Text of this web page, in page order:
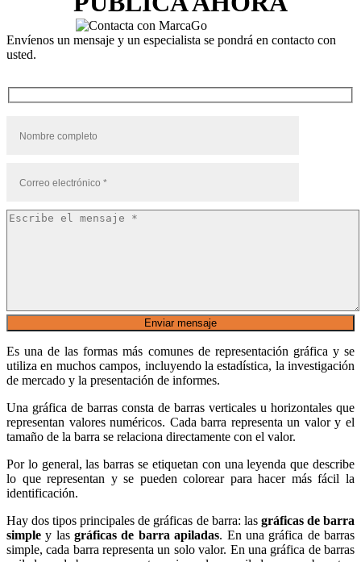
Envíenos un mensaje y un especialista se pondrá en contacto con
usted.
Es una de las formas más comunes de representación gráfica y se
utiliza en muchos campos, incluyendo la estadística, la investigación
de mercado y la presentación de informes.
Una gráfica de barras consta de barras verticales u horizontales que
representan valores numéricos. Cada barra representa un valor y el
tamaño de la barra se relaciona directamente con el valor.
Por lo general, las barras se etiquetan con una leyenda que describe
lo que representan y se pueden colorear para hacer más fácil la
identificación.
Hay dos tipos principales de gráficas de barra: las gráficas de barra
simple y lasgráficas de barra apiladas. En una gráfica de barras
simple, cada barra representa un solo valor. En una gráfica de barras